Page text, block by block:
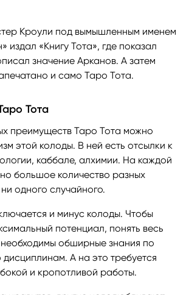
Кроули под вымышленным именем
издал «Книгу Тота», где показал
значение Арканов. А затем
и само Таро Тота.
Тота
преимуществ Таро Тота можно
этой колоды. В ней есть отсылки к
каббале, алхимии. На каждой
большое количество разных
одного случайного.
и минус колоды. Чтобы
потенциал, понять весь
обширные знания по
А на это требуется
и кропотливой работы.